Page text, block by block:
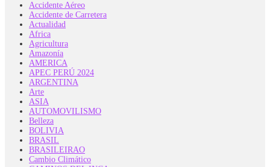
Accidente Aéreo
Accidente de Carretera
Actualidad
Africa
Agricultura
Amazonía
AMERICA
APEC PERÚ 2024
ARGENTINA
Arte
ASIA
AUTOMOVILISMO
Belleza
BOLIVIA
BRASIL
BRASILEIRAO
Cambio Climático